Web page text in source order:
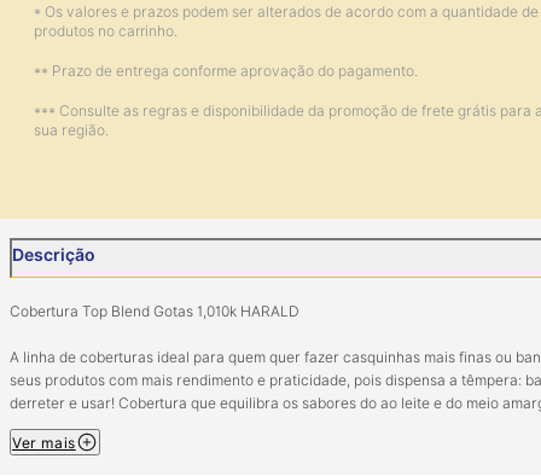
* Os valores e prazos podem ser alterados de acordo com a quantidade de
produtos no carrinho.
** Prazo de entrega conforme aprovação do pagamento.
*** Consulte as regras e disponibilidade da promoção de frete grátis para
sua região.
Descrição
Cobertura Top Blend Gotas 1,010k HARALD
A linha de coberturas ideal para quem quer fazer casquinhas mais finas ou
seus produtos com mais rendimento e praticidade, pois dispensa a têmpera:
derreter e usar! Cobertura que equilibra os sabores do ao leite e do meio
A versão em gotas traz mais praticidade, pois não é preciso picar a cobertura
derretê-la! Ideal para quem faz e vende trufas, pães de mel e bombons!
Ver mais